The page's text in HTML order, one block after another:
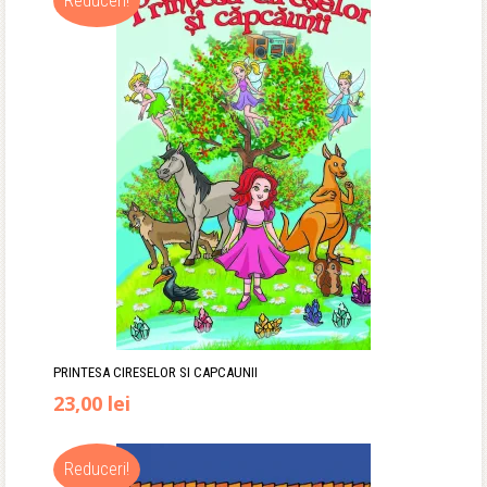
PRINTESA CIRESELOR SI CAPCAUNII
Prețul
inițial
a
23,00 lei
curent
este:
Reduceri!